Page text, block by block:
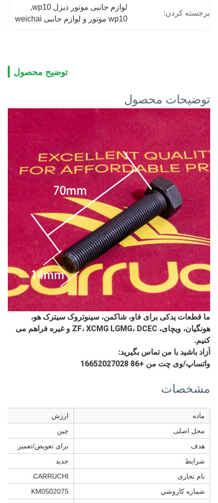
برجسته کردن:
لوازم جانبی موتور دیزل wp10
,
wp10 موتور و لوازم جانبی weichai
توضیح محصول
توضیحات محصول
ما قطعات یدکی برای فاو، شاکمن، سینوتروک سیترک هو،
هونگیان، ویچای، ZF، XCMG LGMG، DCEC و غیره فراهم می
کنیم.
آزاد باشيد با من تماس بگيريد:
واتساپ/وی چت من +86 16652027028
مشخصات
ماده
ارزش
محل اصلی
چین
هدف
برای تعویض/تعمیر
شرایط
جدید
نام تجاری
CARRUCHI
شماره کاروشي
KM0502075